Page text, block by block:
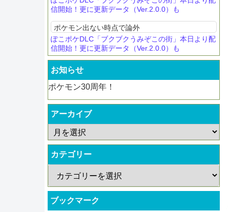
信開始！更に更新データ（Ver.2.0.0）も
ポケモン出ない時点で論外
ぽこポケDLC「ブクブクうみぞこの街」本日より配
信開始！更に更新データ（Ver.2.0.0）も
お知らせ
ポケモン30周年！
アーカイブ
カテゴリー
ブックマーク